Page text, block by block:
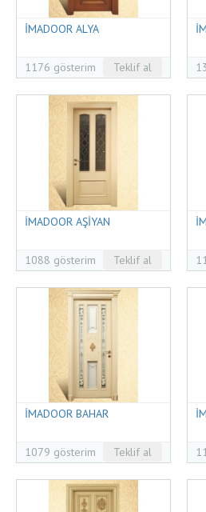
İMADOOR ALYA
1176 gösterim Teklif al
İMADOOR AŞİYAN
1088 gösterim Teklif al
İMADOOR BAHAR
1079 gösterim Teklif al